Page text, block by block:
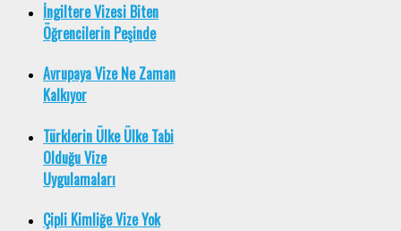
İngiltere Vizesi Biten
Öğrencilerin Peşinde
Avrupaya Vize Ne Zaman
Kalkıyor
Türklerin Ülke Ülke Tabi
Olduğu Vize
Uygulamaları
Çipli Kimliğe Vize Yok